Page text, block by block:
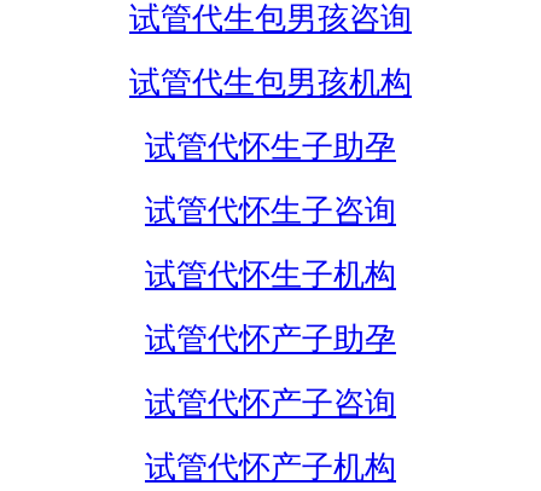
试管代生包男孩咨询
试管代生包男孩机构
试管代怀生子助孕
试管代怀生子咨询
试管代怀生子机构
试管代怀产子助孕
试管代怀产子咨询
试管代怀产子机构